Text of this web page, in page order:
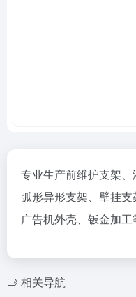
专业生产前维护支架、
弧形异形支架、壁挂支
广告机外壳、钣金加工
相关导航